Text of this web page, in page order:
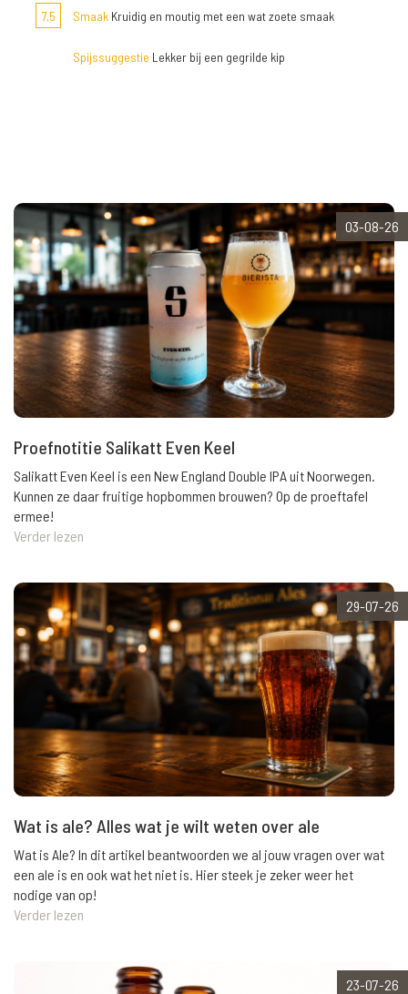
7,5 Smaak Kruidig en moutig met een wat zoete smaak
Spijssuggestie Lekker bij een gegrilde kip
03-08-26
Proefnotitie Salikatt Even Keel
Salikatt Even Keel is een New England Double IPA uit Noorwegen.
Kunnen ze daar fruitige hopbommen brouwen? Op de proeftafel
ermee!
Verder lezen
29-07-26
Wat is ale? Alles wat je wilt weten over ale
Wat is Ale? In dit artikel beantwoorden we al jouw vragen over wat
een ale is en ook wat het niet is. Hier steek je zeker weer het
nodige van op!
Verder lezen
23-07-26